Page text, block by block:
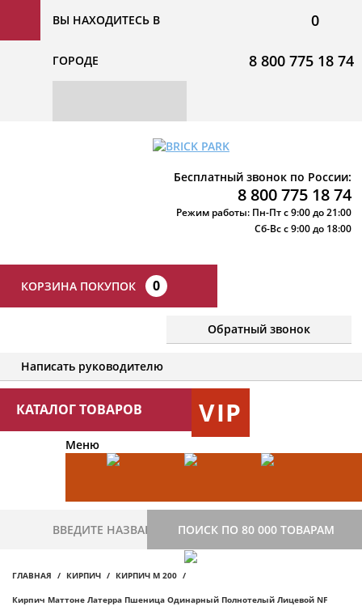
ВЫ НАХОДИТЕСЬ В
ГОРОДЕ
0
8 800 775 18 74
Бесплатный звонок по России:
8 800 775 18 74
Режим работы: Пн-Пт с 9:00 до 21:00
Сб-Вс с 9:00 до 18:00
КОРЗИНА ПОКУПОК 0
Обратный звонок
Написать руководителю
КАТАЛОГ ТОВАРОВ VIP
Меню
ПОИСК ПО 80 000 ТОВАРАМ
ГЛАВНАЯ КИРПИЧ КИРПИЧ М 200
Кирпич Маттоне Латерра Пшеница Одинарный Полнотелый Лицевой NF